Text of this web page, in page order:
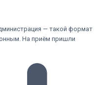
— такой формат
На приём пришли